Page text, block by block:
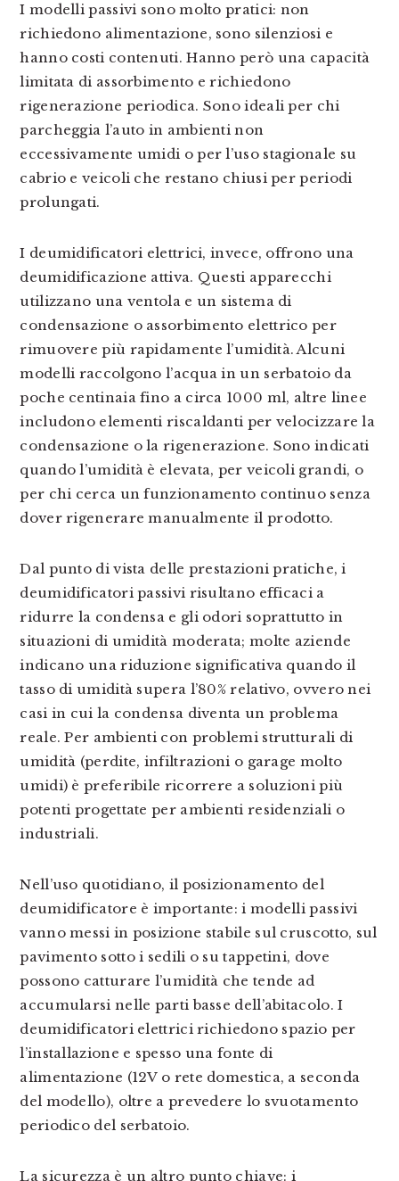
I modelli passivi sono molto pratici: non
richiedono alimentazione, sono silenziosi e
hanno costi contenuti. Hanno però una capacità
limitata di assorbimento e richiedono
rigenerazione periodica. Sono ideali per chi
parcheggia l’auto in ambienti non
eccessivamente umidi o per l’uso stagionale su
cabrio e veicoli che restano chiusi per periodi
prolungati.
I deumidificatori elettrici, invece, offrono una
deumidificazione attiva. Questi apparecchi
utilizzano una ventola e un sistema di
condensazione o assorbimento elettrico per
rimuovere più rapidamente l’umidità. Alcuni
modelli raccolgono l’acqua in un serbatoio da
poche centinaia fino a circa 1000 ml, altre linee
includono elementi riscaldanti per velocizzare la
condensazione o la rigenerazione. Sono indicati
quando l’umidità è elevata, per veicoli grandi, o
per chi cerca un funzionamento continuo senza
dover rigenerare manualmente il prodotto.
Dal punto di vista delle prestazioni pratiche, i
deumidificatori passivi risultano efficaci a
ridurre la condensa e gli odori soprattutto in
situazioni di umidità moderata; molte aziende
indicano una riduzione significativa quando il
tasso di umidità supera l’80% relativo, ovvero nei
casi in cui la condensa diventa un problema
reale. Per ambienti con problemi strutturali di
umidità (perdite, infiltrazioni o garage molto
umidi) è preferibile ricorrere a soluzioni più
potenti progettate per ambienti residenziali o
industriali.
Nell’uso quotidiano, il posizionamento del
deumidificatore è importante: i modelli passivi
vanno messi in posizione stabile sul cruscotto, sul
pavimento sotto i sedili o su tappetini, dove
possono catturare l’umidità che tende ad
accumularsi nelle parti basse dell’abitacolo. I
deumidificatori elettrici richiedono spazio per
l’installazione e spesso una fonte di
alimentazione (12V o rete domestica, a seconda
del modello), oltre a prevedere lo svuotamento
periodico del serbatoio.
La sicurezza è un altro punto chiave: i